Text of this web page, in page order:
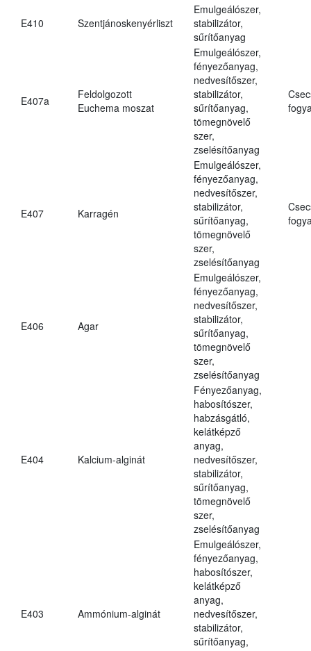
E410 Szentjánoskenyérliszt
Emulgeálószer,
stabilizátor,
sűrítőanyag
E407a
Feldolgozott
Euchema moszat
Emulgeálószer,
fényezőanyag,
nedvesítőszer,
stabilizátor,
sűrítőanyag,
tömegnövelő
szer,
zselésítőanyag
E407 Karragén
Emulgeálószer,
fényezőanyag,
nedvesítőszer,
stabilizátor,
sűrítőanyag,
tömegnövelő
szer,
zselésítőanyag
E406 Agar
Emulgeálószer,
fényezőanyag,
nedvesítőszer,
stabilizátor,
sűrítőanyag,
tömegnövelő
szer,
zselésítőanyag
E404 Kalcium-alginát
Fényezőanyag,
habosítószer,
habzásgátló,
kelátképző
anyag,
nedvesítőszer,
stabilizátor,
sűrítőanyag,
tömegnövelő
szer,
zselésítőanyag
E403 Ammónium-alginát
Emulgeálószer,
fényezőanyag,
habosítószer,
kelátképző
anyag,
nedvesítőszer,
stabilizátor,
sűrítőanyag,